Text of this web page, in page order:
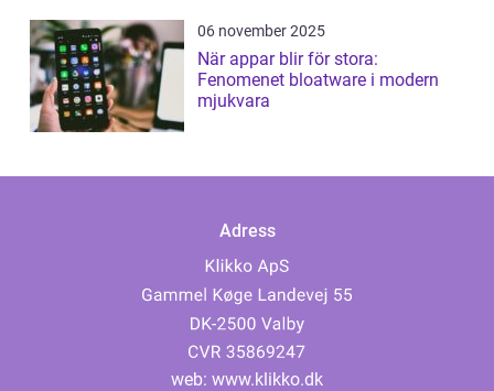
06 november 2025
När appar blir för stora:
Fenomenet bloatware i modern
mjukvara
Adress
web: www.klikko.dk